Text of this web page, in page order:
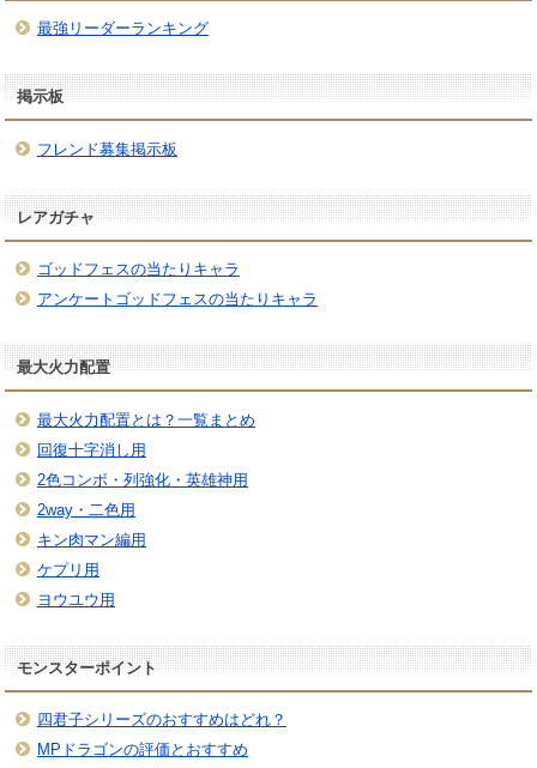
最強リーダーランキング
掲示板
フレンド募集掲示板
レアガチャ
ゴッドフェスの当たりキャラ
アンケートゴッドフェスの当たりキャラ
最大火力配置
最大火力配置とは？一覧まとめ
回復十字消し用
2色コンボ・列強化・英雄神用
2way・二色用
キン肉マン編用
ケプリ用
ヨウユウ用
モンスターポイント
四君子シリーズのおすすめはどれ？
MPドラゴンの評価とおすすめ